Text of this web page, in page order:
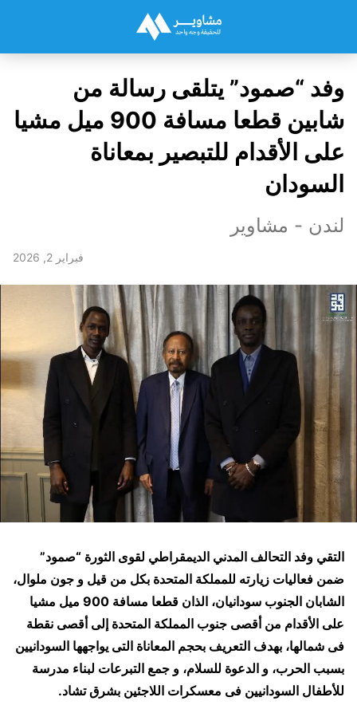
وفد “صمود” يتلقى رسالة من
شابين قطعا مسافة 900 ميل مشيا
على الأقدام للتبصير بمعاناة
السودان
لندن - مشاوير
فبراير 2, 2026
التقي وفد التحالف المدني الديمقراطي لقوى الثورة “صمود”
ضمن فعاليات زيارته للمملكة المتحدة بكل من قيل و جون ملوال،
الشابان الجنوب سودانيان، الذان قطعا مسافة 900 ميل مشيا
على الأقدام من أقصى جنوب المملكة المتحدة إلى أقصى نقطة
فى شمالها، بهدف التعريف بحجم المعاناة التى يواجهها السودانيين
بسبب الحرب، و الدعوة للسلام، و جمع التبرعات لبناء مدرسة
للأطفال السودانيين فى معسكرات اللاجئين بشرق تشاد.